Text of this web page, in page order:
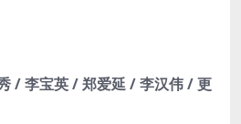
/ 李宝英 / 郑爱延 / 李汉伟 / 更